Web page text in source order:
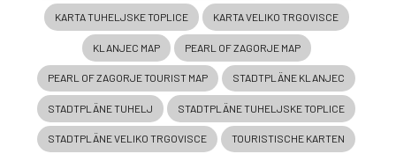
KARTA TUHELJSKE TOPLICE KARTA VELIKO TRGOVISCE
KLANJEC MAP PEARL OF ZAGORJE MAP
PEARL OF ZAGORJE TOURIST MAP STADTPLÄNE KLANJEC
STADTPLÄNE TUHELJ STADTPLÄNE TUHELJSKE TOPLICE
STADTPLÄNE VELIKO TRGOVISCE TOURISTISCHE KARTEN